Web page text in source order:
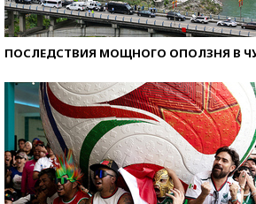
ПОСЛЕДСТВИЯ МОЩНОГО ОПОЛЗНЯ В